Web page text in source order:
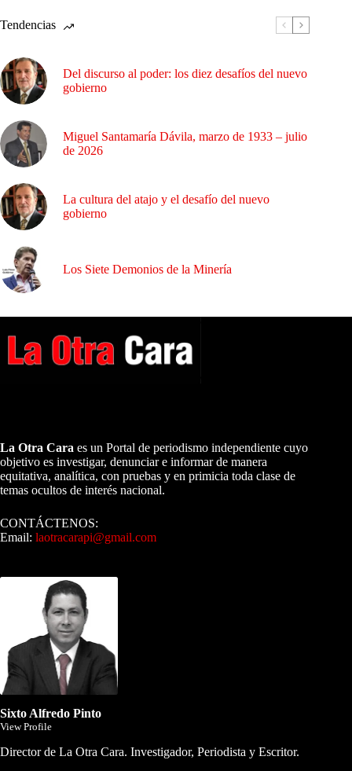
Tendencias
Del discurso al poder: los diez desafíos del nuevo
gobierno
Miguel Santamaría Dávila, marzo de 1933 – julio
de 2026
La cultura del atajo y el desafío del nuevo
gobierno
Los Siete Demonios de la Minería
La Otra Cara es un Portal de periodismo independiente cuyo
objetivo es investigar, denunciar e informar de manera
equitativa, analítica, con pruebas y en primicia toda clase de
temas ocultos de interés nacional.
CONTÁCTENOS:
Email: laotracarapi@gmail.com
Sixto Alfredo Pinto
View Profile
Director de La Otra Cara. Investigador, Periodista y Escritor.